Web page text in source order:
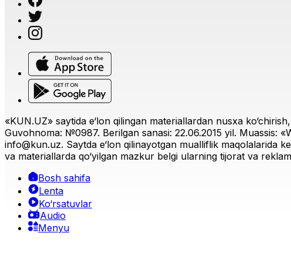
«KUN.UZ» saytida e‘lon qilingan materiallardan nusxa
Guvohnoma: №0987. Berilgan sanasi: 22.06.2015 yil. Muassis:
info@kun.uz. Saytda e‘lon qilinayotgan mualliflik maqolalarida
va materiallarda qo‘yilgan mazkur belgi ularning tijorat va
Bosh sahifa
Lenta
Ko‘rsatuvlar
Audio
Menyu